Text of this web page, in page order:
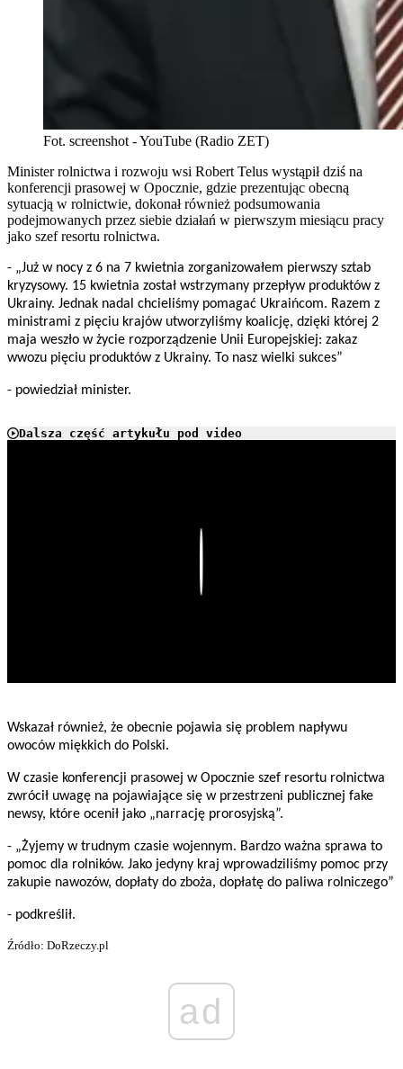
Fot. screenshot - YouTube (Radio ZET)
Minister rolnictwa i rozwoju wsi Robert Telus wystąpił dziś na
konferencji prasowej w Opocznie, gdzie prezentując obecną
sytuacją w rolnictwie, dokonał również podsumowania
podejmowanych przez siebie działań w pierwszym miesiącu pracy
jako szef resortu rolnictwa.
- „Już w nocy z 6 na 7 kwietnia zorganizowałem pierwszy sztab
kryzysowy. 15 kwietnia został wstrzymany przepływ produktów z
Ukrainy. Jednak nadal chcieliśmy pomagać Ukraińcom. Razem z
ministrami z pięciu krajów utworzyliśmy koalicję, dzięki której 2
maja weszło w życie rozporządzenie Unii Europejskiej: zakaz
wwozu pięciu produktów z Ukrainy. To nasz wielki sukces”
- powiedział minister.
Dalsza część artykułu pod video
Wskazał również, że obecnie pojawia się problem napływu
owoców miękkich do Polski.
W czasie konferencji prasowej w Opocznie szef resortu rolnictwa
zwrócił uwagę na pojawiające się w przestrzeni publicznej fake
newsy, które ocenił jako „narrację prorosyjską”.
- „Żyjemy w trudnym czasie wojennym. Bardzo ważna sprawa to
pomoc dla rolników. Jako jedyny kraj wprowadziliśmy pomoc przy
zakupie nawozów, dopłaty do zboża, dopłatę do paliwa rolniczego”
- podkreślił.
Źródło: DoRzeczy.pl
ad